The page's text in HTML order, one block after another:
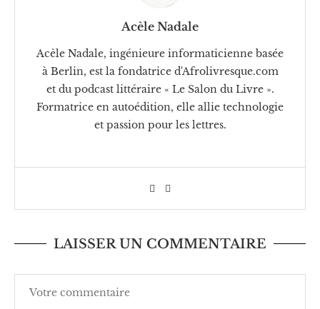
Acèle Nadale
Acèle Nadale, ingénieure informaticienne basée
à Berlin, est la fondatrice d'Afrolivresque.com
et du podcast littéraire « Le Salon du Livre ».
Formatrice en autoédition, elle allie technologie
et passion pour les lettres.
LAISSER UN COMMENTAIRE